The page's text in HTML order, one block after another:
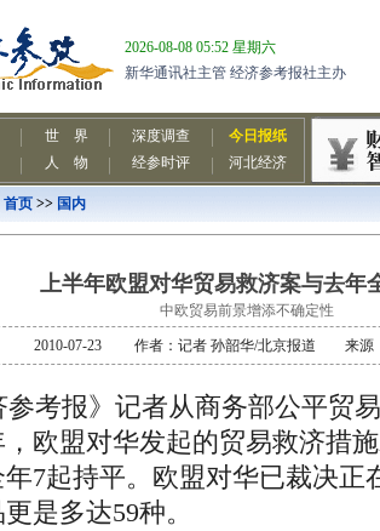
首页 >> 国内
上半年欧盟对华贸易救济案与去年
中欧贸易前景增添不确定性
2010-07-23 作者：记者 孙韶华/北京报道 来源
考报》记者从商务部公平贸
欧盟对华发起的贸易救济措
年7起持平。欧盟对华已裁决正
是多达59种。